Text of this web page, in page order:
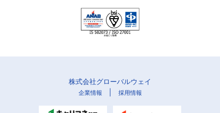
株式会社グローバルウェイ
企業情報 採用情報